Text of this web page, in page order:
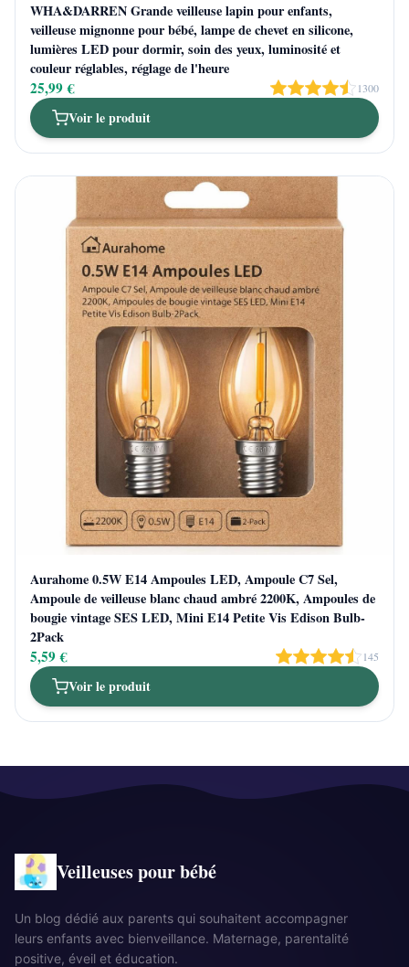
WHA&DARREN Grande veilleuse lapin pour enfants,
veilleuse mignonne pour bébé, lampe de chevet en silicone,
lumières LED pour dormir, soin des yeux, luminosité et
couleur réglables, réglage de l'heure
25,99 € 1300
Voir le produit
Aurahome 0.5W E14 Ampoules LED, Ampoule C7 Sel,
Ampoule de veilleuse blanc chaud ambré 2200K, Ampoules de
bougie vintage SES LED, Mini E14 Petite Vis Edison Bulb-
2Pack
5,59 € 145
Voir le produit
Veilleuses pour bébé
Un blog dédié aux parents qui souhaitent accompagner
leurs enfants avec bienveillance. Maternage, parentalité
positive, éveil et éducation.